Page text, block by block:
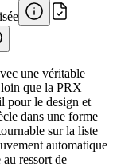
une véritable
loin que la PRX
pour le design et
dans une forme
sur la liste
automatique
ressort de